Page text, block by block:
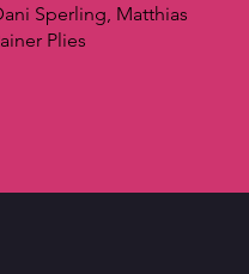
Sperling, Matthias
Plies